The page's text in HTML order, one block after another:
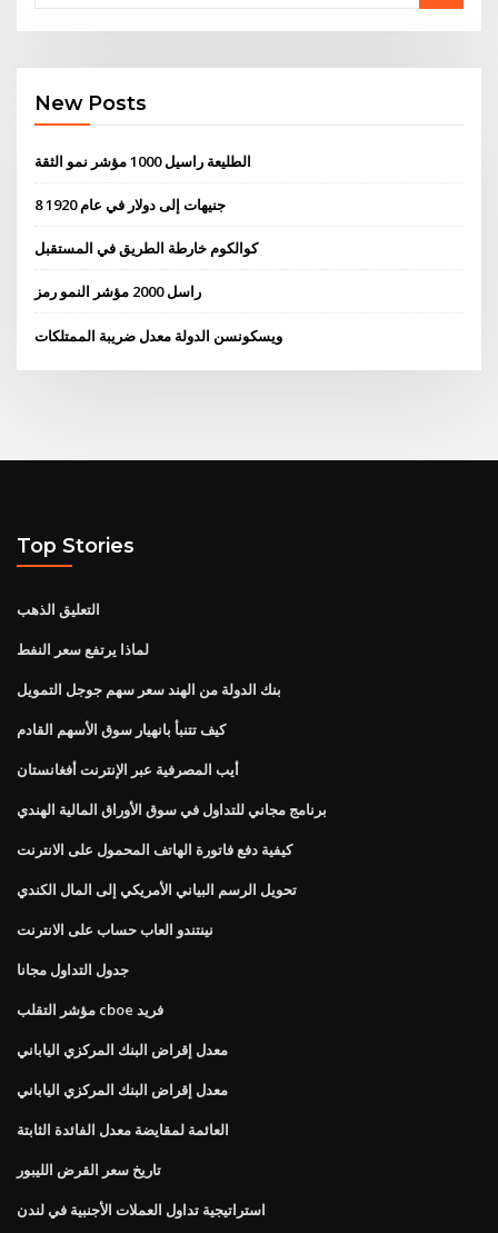
New Posts
الطليعة راسيل 1000 مؤشر نمو الثقة
8 جنيهات إلى دولار في عام 1920
كوالكوم خارطة الطريق في المستقبل
راسل 2000 مؤشر النمو رمز
ويسكونسن الدولة معدل ضريبة الممتلكات
Top Stories
التعليق الذهب
لماذا يرتفع سعر النفط
بنك الدولة من الهند سعر سهم جوجل التمويل
كيف تتنبأ بانهيار سوق الأسهم القادم
أيب المصرفية عبر الإنترنت أفغانستان
برنامج مجاني للتداول في سوق الأوراق المالية الهندي
كيفية دفع فاتورة الهاتف المحمول على الانترنت
تحويل الرسم البياني الأمريكي إلى المال الكندي
نينتندو العاب حساب على الانترنت
جدول التداول مجانا
مؤشر التقلب cboe فريد
معدل إقراض البنك المركزي الياباني
معدل إقراض البنك المركزي الياباني
العائمة لمقايضة معدل الفائدة الثابتة
تاريخ سعر القرض الليبور
استراتيجية تداول العملات الأجنبية في لندن